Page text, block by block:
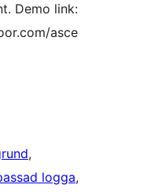
Demo link:
asce
logga